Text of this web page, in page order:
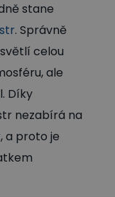
stane
. Správně
celou
ale
Díky
nezabírá na
a proto je